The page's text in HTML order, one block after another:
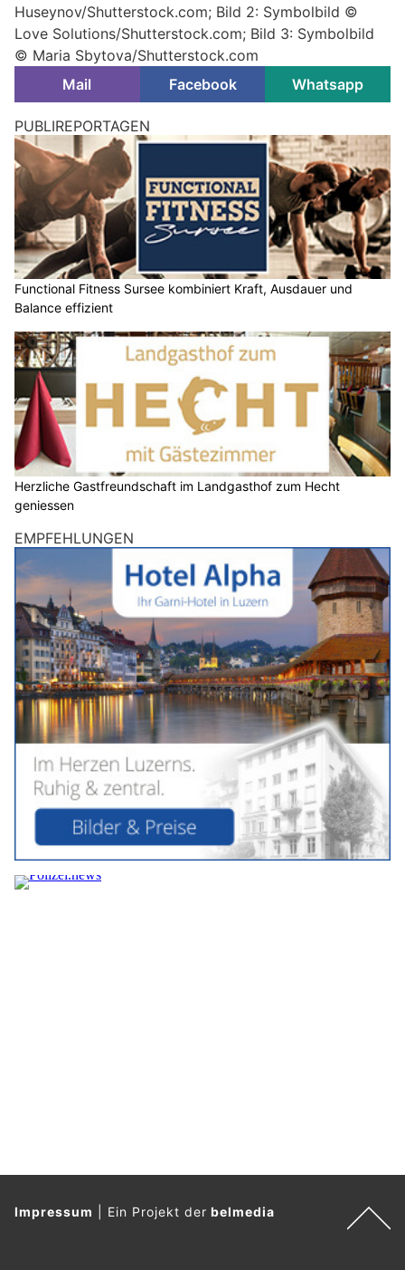
Huseynov/Shutterstock.com; Bild 2: Symbolbild ©
Love Solutions/Shutterstock.com; Bild 3: Symbolbild
© Maria Sbytova/Shutterstock.com
Mail
Facebook Whatsapp
PUBLIREPORTAGEN
Functional Fitness Sursee kombiniert Kraft, Ausdauer und
Balance effizient
Herzliche Gastfreundschaft im Landgasthof zum Hecht
geniessen
EMPFEHLUNGEN
Impressum Ein Projekt derbelmedia